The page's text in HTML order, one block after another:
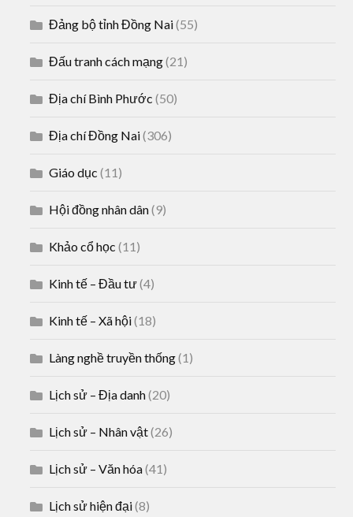
Đảng bộ tỉnh Đồng Nai(55)
Đấu tranh cách mạng(21)
Địa chí Bình Phước (50)
Địa chí Đồng Nai(306)
Giáo dục (11)
Hội đồng nhân dân(9)
Khảo cổ học (11)
Kinh tế – Đầu tư(4)
Kinh tế – Xã hội(18)
Làng nghề truyền thống(1)
Lịch sử – Địa danh(20)
Lịch sử – Nhân vật(26)
Lịch sử – Văn hóa(41)
Lịch sử hiện đại(8)